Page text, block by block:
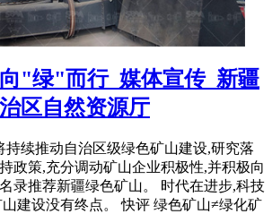
"绿"而行_媒体宣传_新疆
区自然资源厅
持续推动自治区级绿色矿山建设,研究落
政策,充分调动矿山企业积极性,并积极向
录推荐新疆绿色矿山。 时代在进步,科技
建设没有终点。 快评 绿色矿山≠绿化矿